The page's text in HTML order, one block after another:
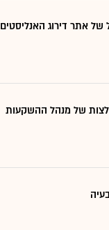
אתר דירוג האנליסטים
של מנהל ההשקעות